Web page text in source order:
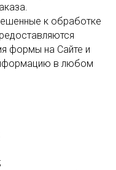
к обработке
формы на Сайте и
в любом